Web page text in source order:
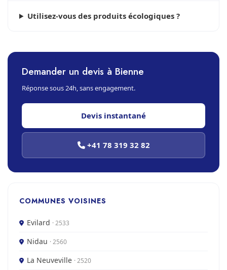
Utilisez-vous des produits écologiques ?
Demander un devis à Bienne
Réponse sous 24h, sans engagement.
Devis instantané
+41 78 319 32 82
COMMUNES VOISINES
Evilard · 2533
Nidau · 2560
La Neuveville · 2520